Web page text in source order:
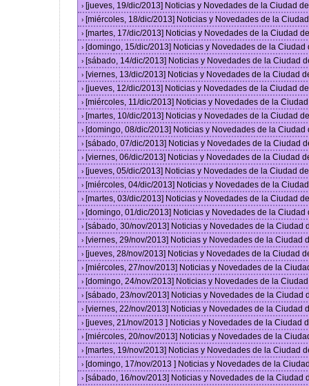
› [jueves, 19/dic/2013] Noticias y Novedades de la Ciudad
› [miércoles, 18/dic/2013] Noticias y Novedades de la
› [martes, 17/dic/2013] Noticias y Novedades de la Ciudad
› [domingo, 15/dic/2013] Noticias y Novedades de la
› [sábado, 14/dic/2013] Noticias y Novedades de la Ciudad
› [viernes, 13/dic/2013] Noticias y Novedades de la Ciudad
› [jueves, 12/dic/2013] Noticias y Novedades de la Ciudad
› [miércoles, 11/dic/2013] Noticias y Novedades de la
› [martes, 10/dic/2013] Noticias y Novedades de la Ciudad
› [domingo, 08/dic/2013] Noticias y Novedades de la
› [sábado, 07/dic/2013] Noticias y Novedades de la Ciudad
› [viernes, 06/dic/2013] Noticias y Novedades de la Ciudad
› [jueves, 05/dic/2013] Noticias y Novedades de la Ciudad
› [miércoles, 04/dic/2013] Noticias y Novedades de la
› [martes, 03/dic/2013] Noticias y Novedades de la Ciudad
› [domingo, 01/dic/2013] Noticias y Novedades de la
› [sábado, 30/nov/2013] Noticias y Novedades de la Ciudad
› [viernes, 29/nov/2013] Noticias y Novedades de la Ciudad
› [jueves, 28/nov/2013] Noticias y Novedades de la Ciudad
› [miércoles, 27/nov/2013] Noticias y Novedades de la
› [domingo, 24/nov/2013] Noticias y Novedades de la
› [sábado, 23/nov/2013] Noticias y Novedades de la Ciudad
› [viernes, 22/nov/2013] Noticias y Novedades de la Ciudad
› [jueves, 21/nov/2013 ] Noticias y Novedades de la Ciudad
› [miércoles, 20/nov/2013] Noticias y Novedades de la
› [martes, 19/nov/2013] Noticias y Novedades de la Ciudad
› [domingo, 17/nov/2013 ] Noticias y Novedades de la
› [sábado, 16/nov/2013] Noticias y Novedades de la Ciudad